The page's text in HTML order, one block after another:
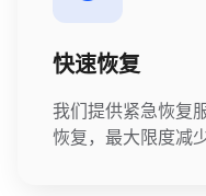
快速恢复
我们提供紧急恢复
恢复，最大限度减